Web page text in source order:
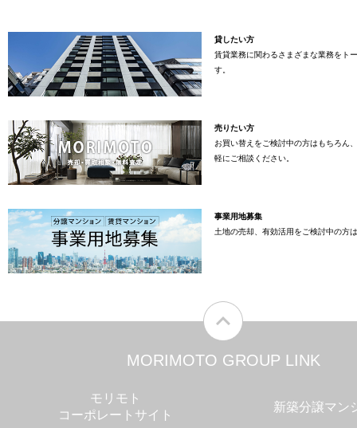
貸したい方
賃貸業務に関わるさまざまな業務をト
す。
売りたい方
お買い替えをご検討中の方はもちろん
軽にご相談ください。
事業用地募集
土地の売却、有効活用をご検討中の方
MORIMOTO GROUP LINK
モリモト
コーポレートサイト
新築分譲マン